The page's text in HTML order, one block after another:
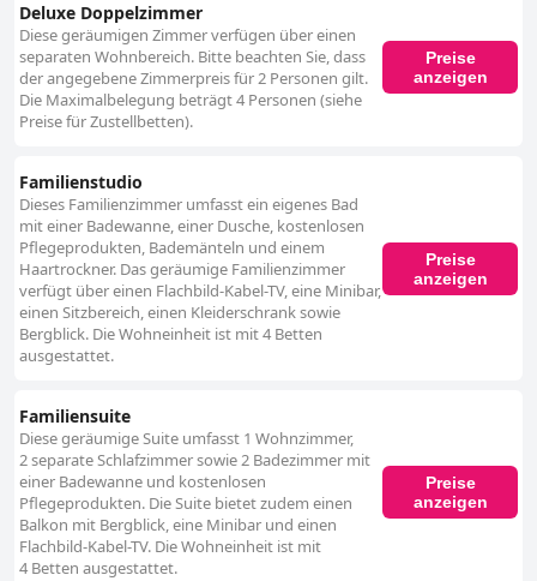
Deluxe Doppelzimmer
Diese geräumigen Zimmer verfügen über einen
separaten Wohnbereich. Bitte beachten Sie, dass
der angegebene Zimmerpreis für 2 Personen gilt.
Die Maximalbelegung beträgt 4 Personen (siehe
Preise für Zustellbetten).
Preise
anzeigen
Familienstudio
Dieses Familienzimmer umfasst ein eigenes Bad
mit einer Badewanne, einer Dusche, kostenlosen
Pflegeprodukten, Bademänteln und einem
Haartrockner. Das geräumige Familienzimmer
verfügt über einen Flachbild-Kabel-TV, eine Minibar,
einen Sitzbereich, einen Kleiderschrank sowie
Bergblick. Die Wohneinheit ist mit 4 Betten
ausgestattet.
Preise
anzeigen
Familiensuite
Diese geräumige Suite umfasst 1 Wohnzimmer,
2 separate Schlafzimmer sowie 2 Badezimmer mit
einer Badewanne und kostenlosen
Pflegeprodukten. Die Suite bietet zudem einen
Balkon mit Bergblick, eine Minibar und einen
Flachbild-Kabel-TV. Die Wohneinheit ist mit
4 Betten ausgestattet.
Preise
anzeigen